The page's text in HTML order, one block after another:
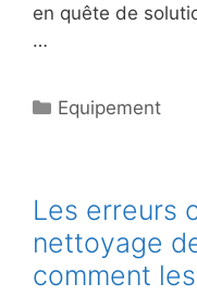
en quête de
…
Catégories
Equipement
Les erreurs
nettoyage
comment